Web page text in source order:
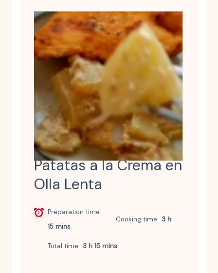
Patatas a la Crema en
Olla Lenta
Preparation time
15 mins
Cooking time 3 h
Total time 3 h 15 mins